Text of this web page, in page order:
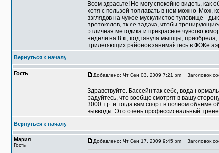
Всем здрасьте! Не могу спокойно видеть, как
хотя с пользой поплавать в нем можно. Мож,
взглядов на чужое мускулистое туловище -
протоколов, тк ее задача, чтобы
отличная методика и прекрасное чувство
недели на 8 кг, подтянула мышцы,
прилегающих районов занимайтесь в ФОКе
Вернуться к началу
Гость Добавлено: Чт Сен 03, 2009 7:21 pm Заголовок
Здравствуйте. Бассейн так себе, вода
радуйтесь, что вообще смотрят в вашу
3000 т.р. и тогда вам спорт в полном объеме
вывводы. Это очень профессиональный
Вернуться к началу
Мария
Гость
Добавлено: Чт Сен 17, 2009 9:45 pm Заголовок